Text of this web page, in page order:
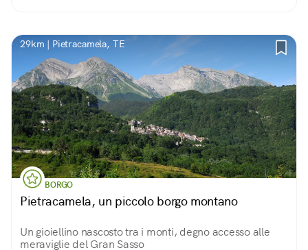
29km | Pietracamela, TE
BORGO
Pietracamela, un piccolo borgo montano
Un gioiellino nascosto tra i monti, degno accesso alle
meraviglie del Gran Sasso